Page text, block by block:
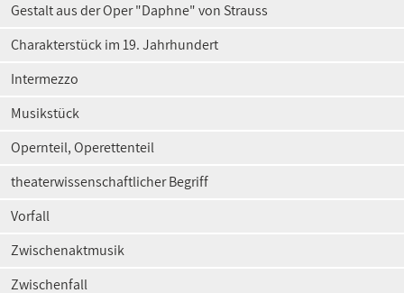
Gestalt aus der Oper "Daphne" von Strauss
Charakterstück im 19. Jahrhundert
Intermezzo
Musikstück
Opernteil, Operettenteil
theaterwissenschaftlicher Begriff
Vorfall
Zwischenaktmusik
Zwischenfall